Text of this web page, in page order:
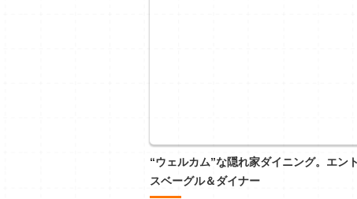
“ウェルカム”な隠れ家ダイニング。エン
スベーグル＆ダイナー